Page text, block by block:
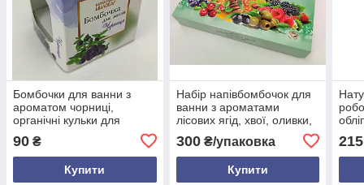
Бомбочки для ванни з
ароматом чорниці,
органічні кульки для
зволоження шкіри,
натуральний SPA догляд
90 ₴
Купити
Набір напівбомбочок для
ванни з ароматами
лісових ягід, хвої, оливки,
органічний тонізуючий
набір для догляду
300₴/упаковка
Купити
всіх
215